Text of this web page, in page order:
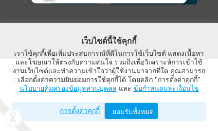
WealthMagik
Wealth Management System Limited
เปิดด้วยแอป WealthMagik
เว็บไซต์นี้ใช้คุกกี้
เราใช้คุกกี้เพื่อเพิ่มประสบการณ์ที่ดีในการใช้เว็บไซต์ แสดงเนื้อหา
และโฆษณาให้ตรงกับความสนใจ รวมถึงเพื่อวิเคราะห์การเข้าใช้
งานเว็บไซต์และทำความเข้าใจว่าผู้ใช้งานมาจากที่ใด คุณสามารถ
เลือกตั้งค่าความยินยอมการใช้คุกกี้ได้ โดยคลิก "การตั้งค่าคุกกี้"
นโยบายคุ้มครองข้อมูลส่วนบุคคล และ ข้อกำหนดและเงื่อนไข
การตั้งค่าคุกกี้ ยอมรับทั้งหมด